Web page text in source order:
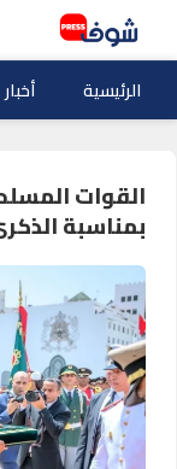
الرئيسية
القوات
بمناسبة